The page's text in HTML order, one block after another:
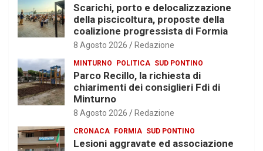
Scarichi, porto e delocalizzazione
della piscicoltura, proposte della
coalizione progressista di Formia
8 Agosto 2026 Redazione
MINTURNO POLITICA SUD PONTINO
Parco Recillo, la richiesta di
chiarimenti dei consiglieri Fdi di
Minturno
8 Agosto 2026 Redazione
CRONACA FORMIA SUD PONTINO
Lesioni aggravate ed associazione